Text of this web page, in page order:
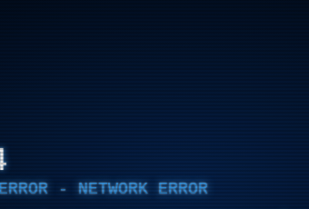
- NETWORK ERROR